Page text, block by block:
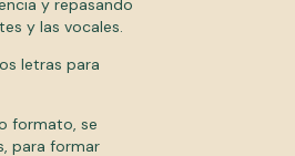
y repasando
y las vocales.
letras para
formato, se
para formar